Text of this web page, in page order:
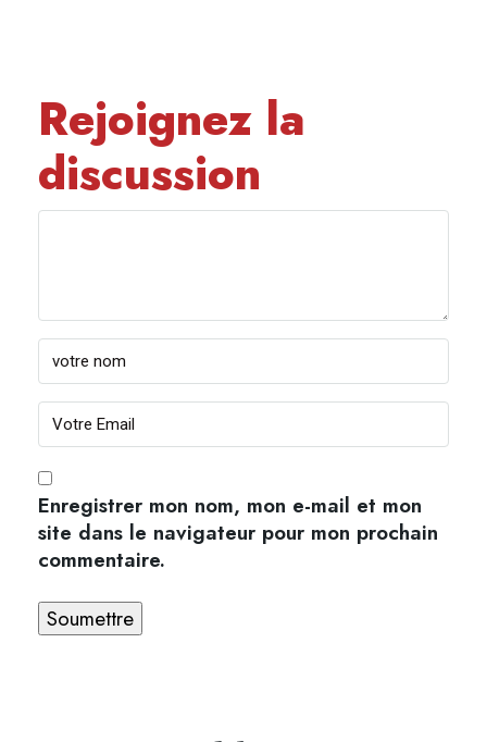
Rejoignez la
discussion
Enregistrer mon nom, mon e-mail et mon
site dans le navigateur pour mon prochain
commentaire.